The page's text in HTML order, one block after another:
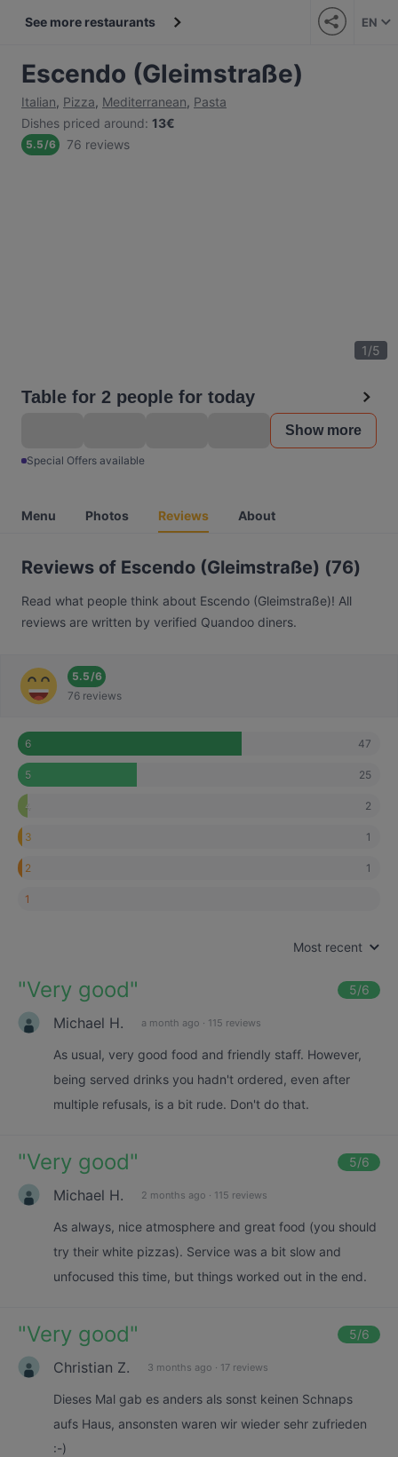
See more restaurants EN
Escendo (Gleimstraße)
Italian, Pizza, Mediterranean, Pasta
Dishes priced around: 13€
5.5/6 76 reviews
1/5
Table for 2 people for today
Show more
Special Offers available
Menu Photos Reviews About
Reviews of Escendo (Gleimstraße) (76)
Read what people think about Escendo (Gleimstraße)! All
reviews are written by verified Quandoo diners.
5.5/6
76 reviews
6 47
5 25
4 2
3 1
2 1
1
Most recent
"Very good" 5/6
Michael H. a month ago · 115 reviews
As usual, very good food and friendly staff. However,
being served drinks you hadn't ordered, even after
multiple refusals, is a bit rude. Don't do that.
"Very good" 5/6
Michael H. 2 months ago · 115 reviews
As always, nice atmosphere and great food (you should
try their white pizzas). Service was a bit slow and
unfocused this time, but things worked out in the end.
"Very good" 5/6
Christian Z. 3 months ago · 17 reviews
Dieses Mal gab es anders als sonst keinen Schnaps
aufs Haus, ansonsten waren wir wieder sehr zufrieden
:-)